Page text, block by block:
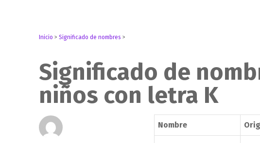
Inicio >Significado de nombres >
Significado de
niños con letra K
Nombre